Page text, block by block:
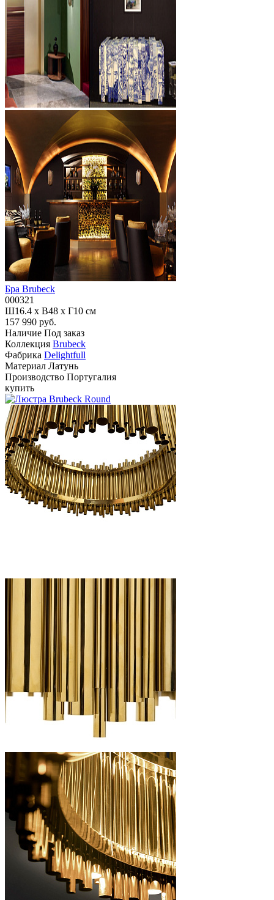
Бра Brubeck
000321
Ш16.4 x В48 x Г10 см
157 990 руб.
Наличие Под заказ
Коллекция Brubeck
Фабрика Delightfull
Материал Латунь
Производство Португалия
купить